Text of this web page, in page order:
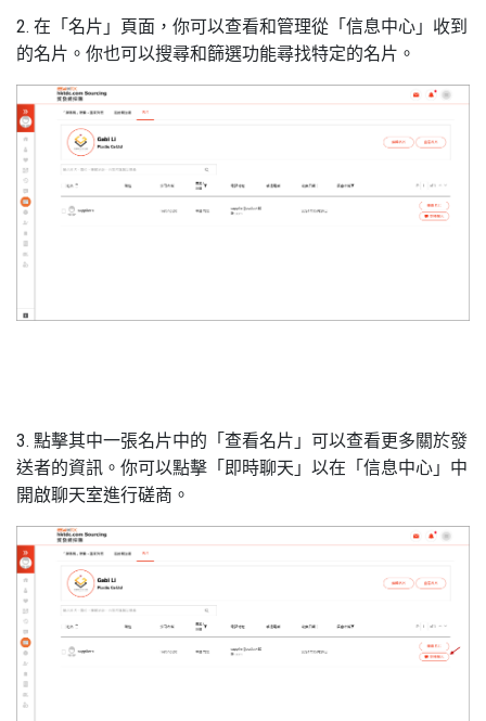
2. 在「名片」頁面，你可以查看和管理從「信息中心」收到
的名片。你也可以搜尋和篩選功能尋找特定的名片。
3. 點擊其中一張名片中的「查看名片」可以查看更多關於發
送者的資訊。你可以點擊「即時聊天」以在「信息中心」中
開啟聊天室進行磋商。